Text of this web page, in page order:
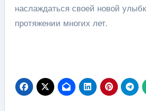
наслаждаться своей новой
протяжении многих лет.